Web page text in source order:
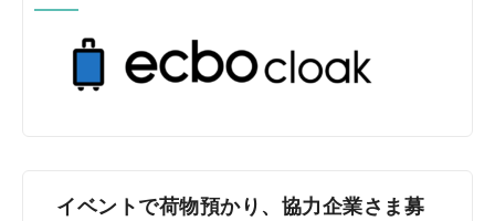
イベントで荷物預かり、協力企業さま募